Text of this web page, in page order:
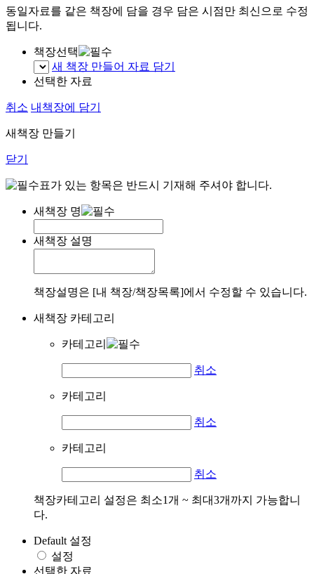
동일자료를 같은 책장에 담을 경우 담은 시점만 최신으로 수정
됩니다.
책장선택
새 책장 만들어 자료 담기
선택한 자료
취소 내책장에 담기
새책장 만들기
닫기
표가 있는 항목은 반드시 기재해 주셔야 합니다.
새책장 명
새책장 설명
책장설명은 [내 책장/책장목록]에서 수정할 수 있습니다.
새책장 카테고리
카테고리
취소
카테고리
취소
카테고리
취소
책장카테고리 설정은 최소1개 ~ 최대3개까지 가능합니
다.
Default 설정
설정
선택한 자료